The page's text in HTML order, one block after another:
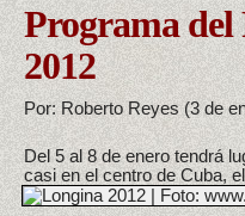
Programa
2012
Por: Roberto Reyes (3 de
Del 5 al 8 de enero tendrá
casi en el centro de Cuba,